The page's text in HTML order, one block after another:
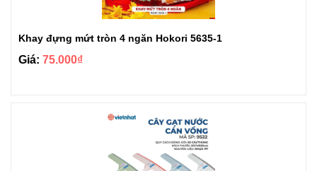
Khay đựng mứt tròn 4 ngăn Hokori 5635-1
Giá: 75.000₫